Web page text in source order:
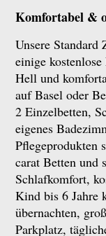
Komfortabel &
Unsere
einige
Hell und
auf Basel oder
2 Einzelbetten,
eigenes
Pflegeprodukten
carat Betten und
Schlafkomfort,
Kind bis 6 Jahre
übernachten,
Parkplatz,